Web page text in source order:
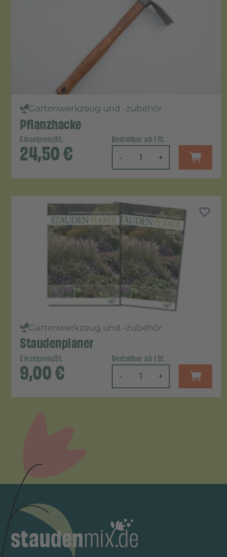
Gartenwerkzeug und -zubehör
Pflanzhacke
Einzelpreis/St.
24,50€
Bestellbar ab 1 St.
- +
Gartenwerkzeug und -zubehör
Staudenplaner
Einzelpreis/St.
9,00€
Bestellbar ab 1 St.
- +